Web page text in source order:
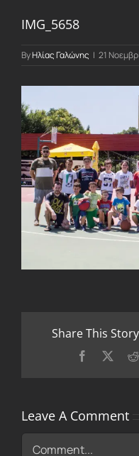
IMG_5658
ByΗλίας Γαλώνης | 21
Share This
Facebook
Leave A Comment